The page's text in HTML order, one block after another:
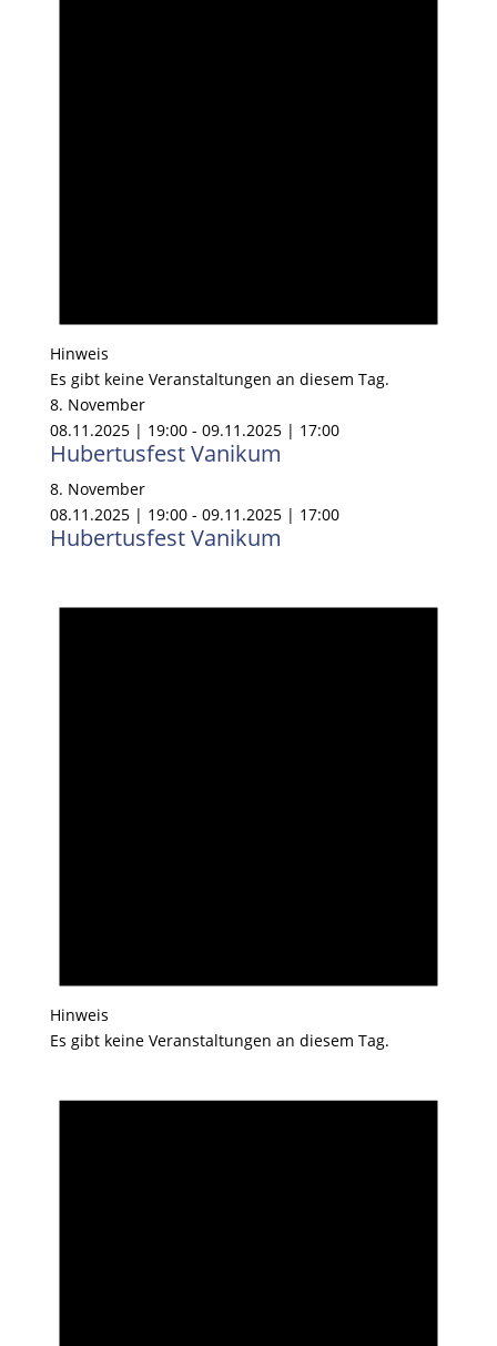
Hinweis
Es gibt keine Veranstaltungen an diesem Tag.
8. November
08.11.2025 | 19:00- 09.11.2025 | 17:00
Hubertusfest Vanikum
8. November
08.11.2025 | 19:00- 09.11.2025 | 17:00
Hubertusfest Vanikum
Hinweis
Es gibt keine Veranstaltungen an diesem Tag.